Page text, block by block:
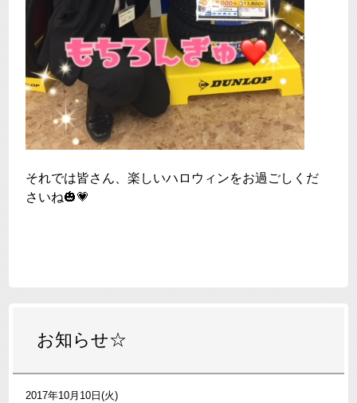
それでは皆さん、楽しいハロウィンをお過ごしくだ
さいね🎃💗
お知らせ☆
2017年10月10日(火)